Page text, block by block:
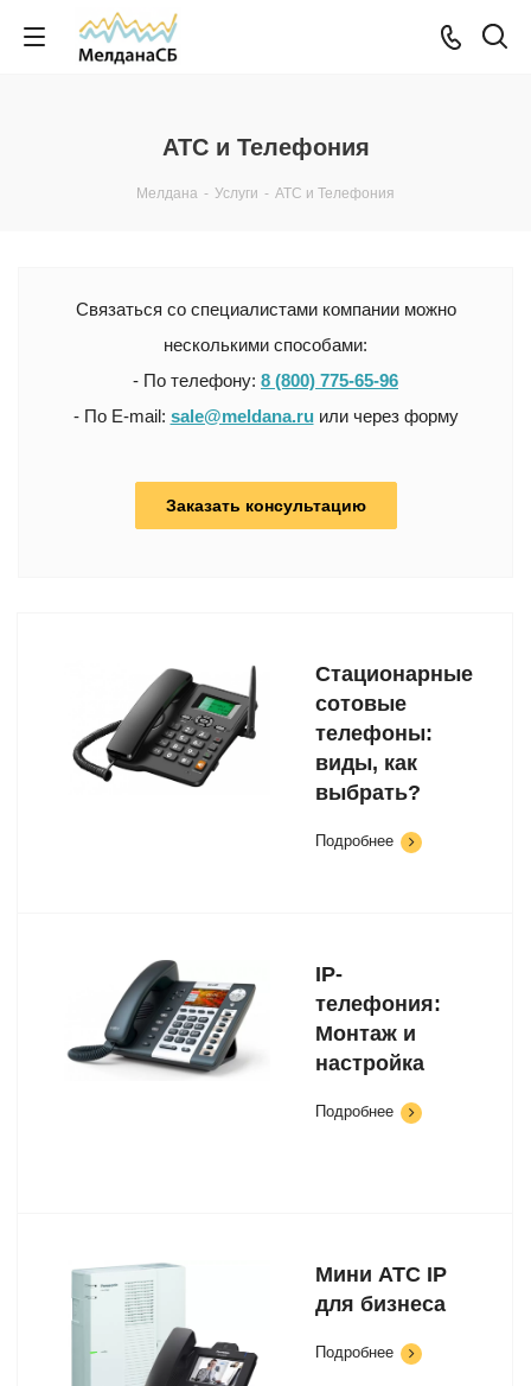
АТС и Телефония
Мелдана - Услуги - АТС и Телефония
Связаться со специалистами компании можно
несколькими способами:
- По телефону: 8 (800) 775-65-96
- По E-mail: sale@meldana.ruили через форму
Заказать консультацию
Стационарные
сотовые
телефоны:
виды, как
выбрать?
Подробнее
IP-
телефония:
Монтаж и
настройка
Подробнее
Мини АТС IP
для бизнеса
Подробнее